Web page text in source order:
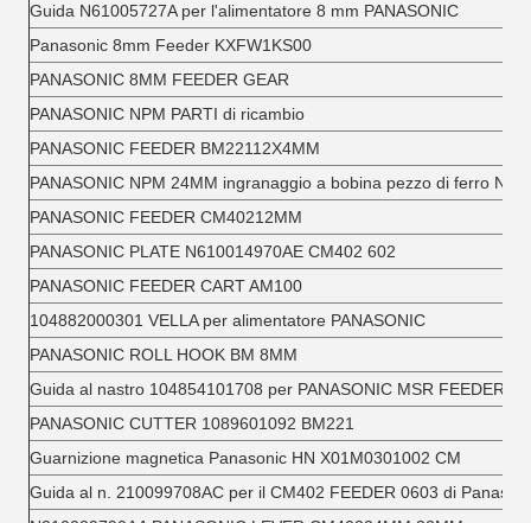
Guida N61005727A per l'alimentatore 8 mm PANASONIC
Panasonic 8mm Feeder KXFW1KS00
PANASONIC 8MM FEEDER GEAR
PANASONIC NPM PARTI di ricambio
PANASONIC FEEDER BM22112X4MM
PANASONIC NPM 24MM ingranaggio a bobina pezzo di ferro
PANASONIC FEEDER CM40212MM
PANASONIC PLATE N610014970AE CM402 602
PANASONIC FEEDER CART AM100
104882000301 VELLA per alimentatore PANASONIC
PANASONIC ROLL HOOK BM 8MM
Guida al nastro 104854101708 per PANASONIC MSR FEEDER
PANASONIC CUTTER 1089601092 BM221
Guarnizione magnetica Panasonic HN X01M0301002 CM
Guida al n. 210099708AC per il CM402 FEEDER 0603 di